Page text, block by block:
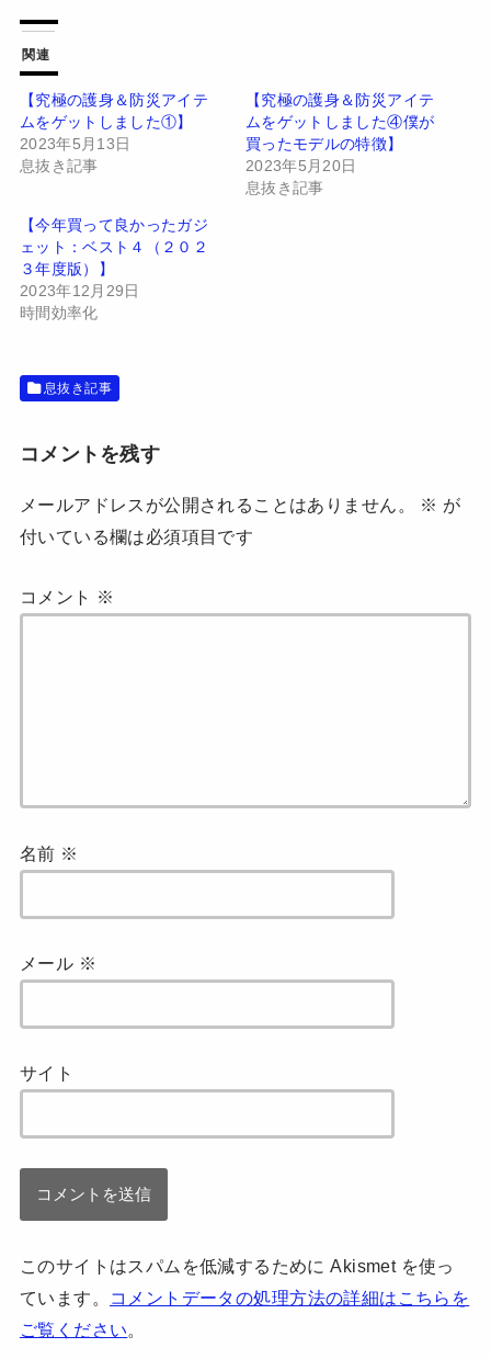
て
T
w
i
t
t
e
r
で
共
有
(
い
ウ
ィ
ン
ド
ウ
で
開
)
有
す
る
に
は
ク
し
て
く
だ
さ
い
(
新
ィ
ン
ド
開
き
す
関連
【究極の護身＆防災アイテ
ムをゲットしました①】
2023年5月13日
息抜き記事
【究極の護身＆防災アイテ
ムをゲットしました④僕が
買ったモデルの特徴】
2023年5月20日
息抜き記事
【今年買って良かったガジ
ェット：ベスト４（２０２
３年度版）】
2023年12月29日
時間効率化
息抜き記事
コメントを残す
メールアドレスが公開されることはありません。 ※ が
付いている欄は必須項目です
コメント ※
名前 ※
メール ※
サイト
このサイトはスパムを低減するために Akismet を使っ
ています。
コメントデータの処理方法の詳細はこちらを
ご覧ください。